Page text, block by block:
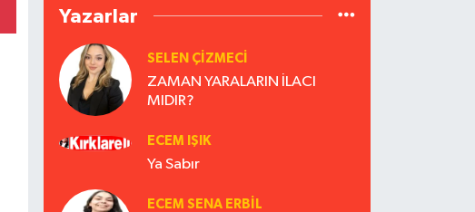
Yazarlar
SELEN ÇİZMECİ
ZAMAN YARALARIN İLACI
MIDIR?
ECEM IŞIK
Ya Sabır
ECEM SENA ERBIL